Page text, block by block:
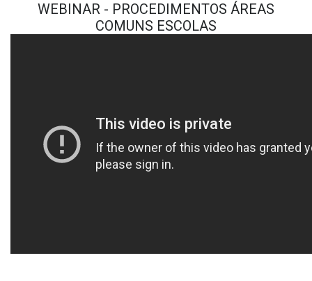
WEBINAR - PROCEDIMENTOS ÁREAS
COMUNS ESCOLAS